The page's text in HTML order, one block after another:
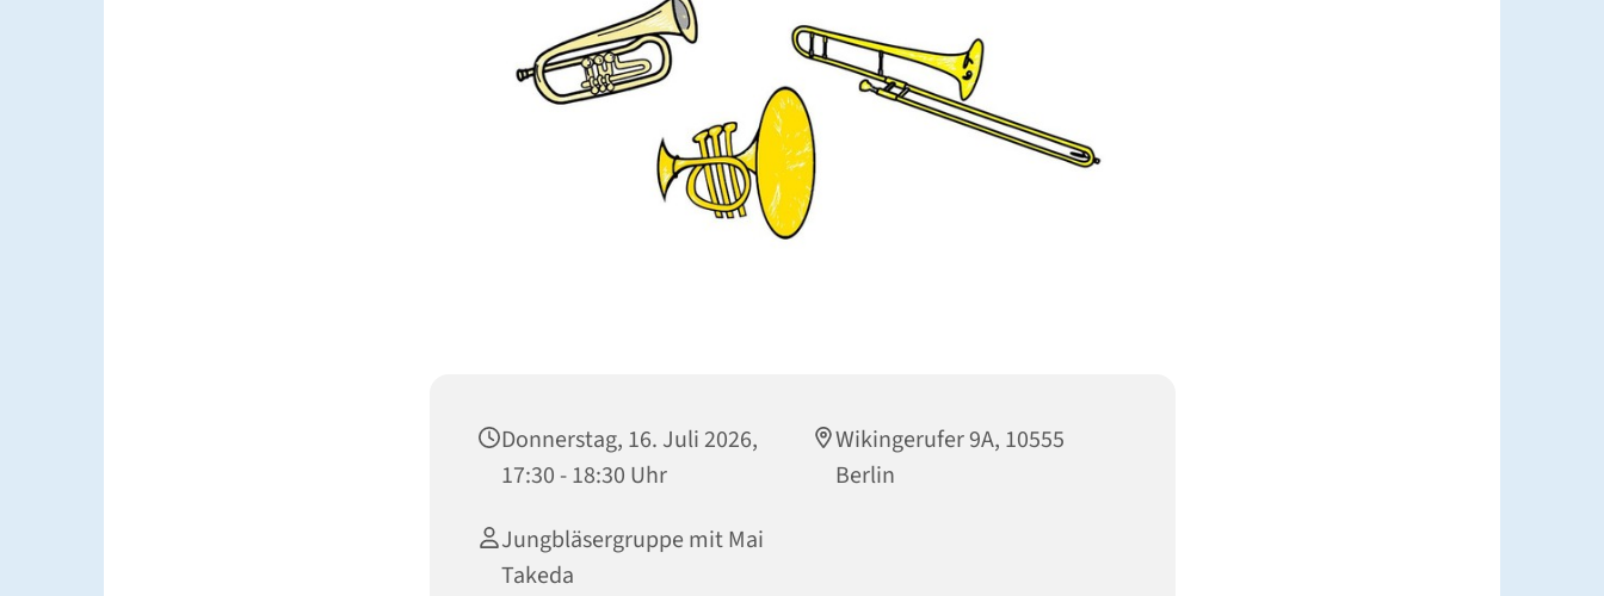
Donnerstag, 16. Juli 2026,
17:30 - 18:30 Uhr
Wikingerufer 9A, 10555
Berlin
Jungbläsergruppe mit Mai
Takeda